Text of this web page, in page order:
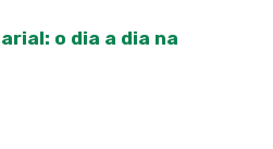
o dia a dia na